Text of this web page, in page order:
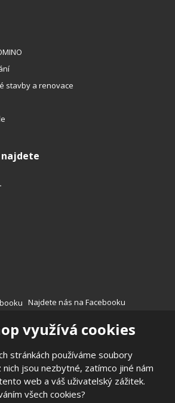
využívá cookies
stránkách používáme soubory
jsou nezbytné, zatímco jiné nám
web a váš uživatelský zážitek.
všech cookies?
stavby a renovace
najdete
Najdete nás na Facebooku
s.r.o.
|Ochrana osobních údajů| Mapa stránek